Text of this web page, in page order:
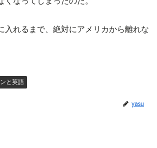
入れるまで、絶対にアメリカから離れな
と英語
yasu